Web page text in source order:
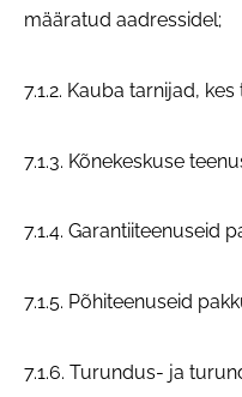
määratud aadressidel;
7.1.2. Kauba tarnijad,
7.1.3. Kõnekeskuse
7.1.4. Garantiiteenuseid
7.1.5. Põhiteenuseid
7.1.6. Turundus- ja